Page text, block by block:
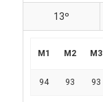
13º
M1 M2 M3
94 93 93